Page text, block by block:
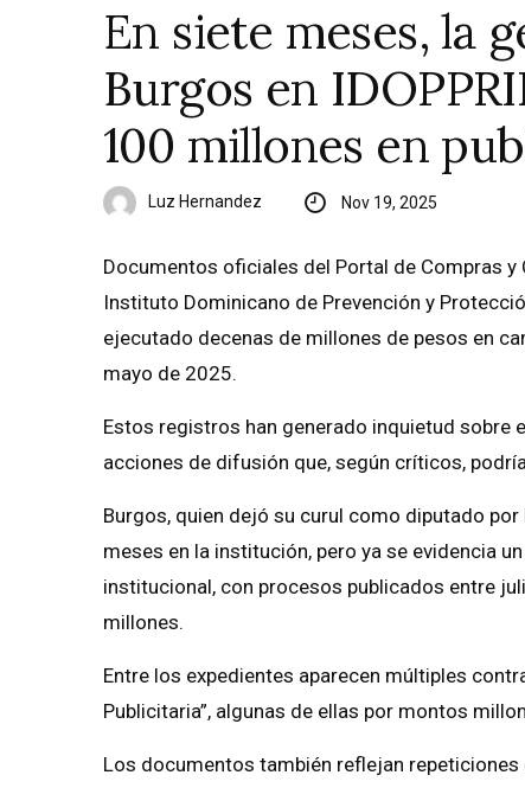
En siete meses, la
Burgos en
100 millones en
Luz Hernandez Nov 19, 2025
Documentos oficiales del Portal de Compras
Instituto Dominicano de Prevención y
ejecutado decenas de millones de pesos en
mayo de 2025.
Estos registros han generado inquietud sobre
acciones de difusión que, según críticos,
Burgos, quien dejó su curul como diputado por
meses en la institución, pero ya se evidencia
institucional, con procesos publicados entre
millones.
Entre los expedientes aparecen múltiples
Publicitaria”, algunas de ellas por montos
Los documentos también reflejan